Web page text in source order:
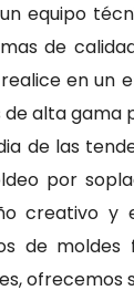
equipo
de
en un
alta gama
de las
por
creativo y
de
ofrecemos